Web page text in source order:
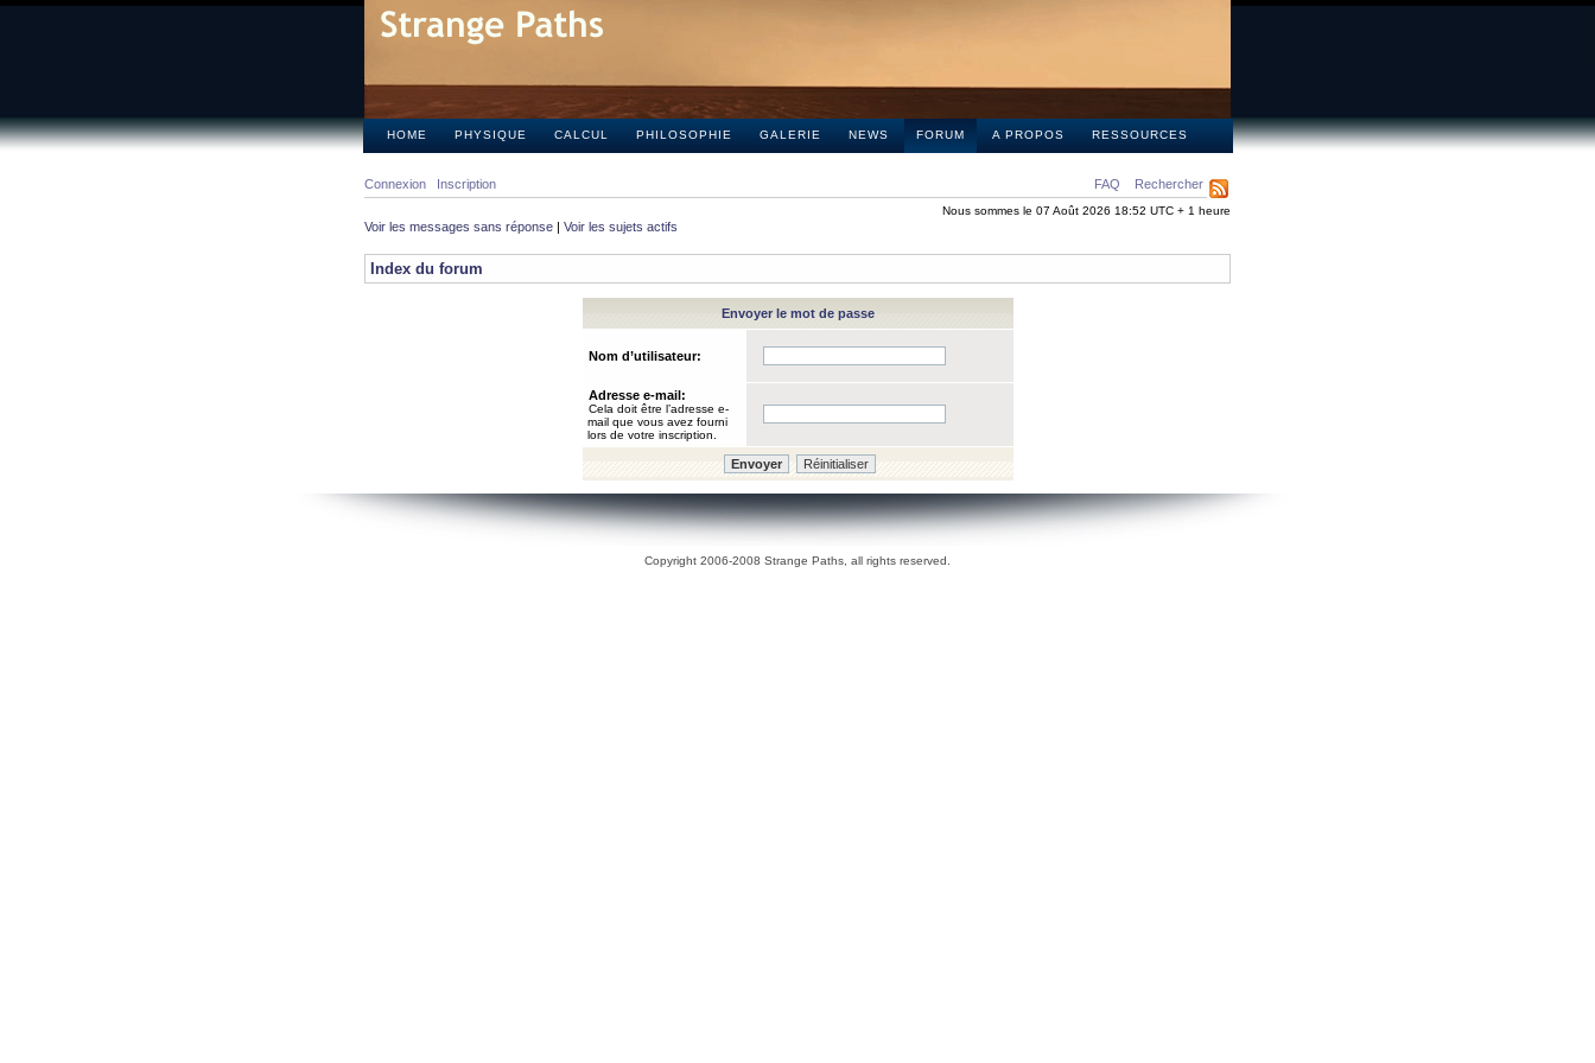
HOME PHYSIQUE CALCUL PHILOSOPHIE GALERIE NEWS FORUM A PROPOS RESSOURCES
FAQ Rechercher
Connexion Inscription
Nous sommes le 07 Août 2026 18:52 UTC + 1 heure
Voir les messages sans réponse | Voir les sujets actifs
Index du forum
Envoyer le mot de passe
Nom d’utilisateur:
Adresse e-mail:
Cela doit être l’adresse e-
mail que vous avez fourni
lors de votre inscription.
Copyright 2006-2008 Strange Paths, all rights reserved.